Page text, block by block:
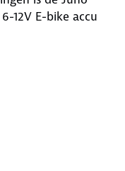
12V E-bike accu
veiliger.
en de